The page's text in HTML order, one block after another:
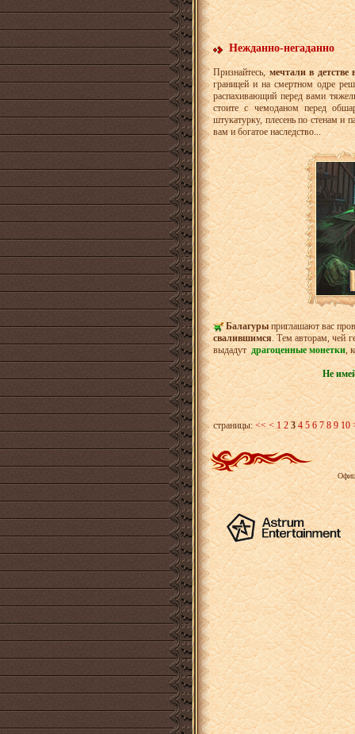
Нежданно-негаданно
Признайтесь,мечтали в детстве
границей и на смертном одре
распахивающий перед вами
стоите с чемоданом перед
штукатурку, плесень по стенам и
вам и богатое наследство...
Балагурыприглашают вас
свалившимся. Тем авторам, чей
выдадутдрагоценные монетки,
Не
страницы: << < 1 2 3 4 5 6 7 8 9 10